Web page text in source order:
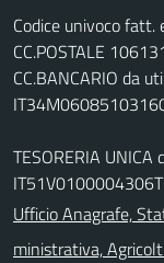
Codice univoco fatt.
CC.POSTALE
CC.BANCARIO da
TESORERIA
Ufficio Anagrafe,
ministrativa,